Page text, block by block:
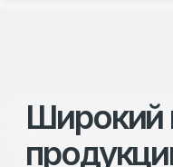
Разработка